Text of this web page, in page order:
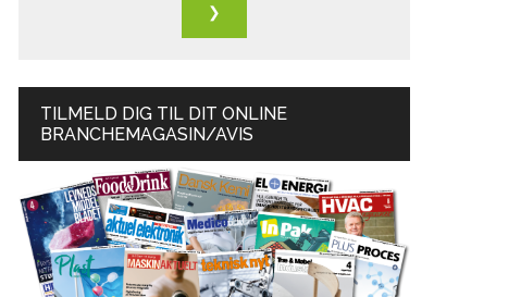
TILMELD DIG TIL DIT ONLINE
BRANCHEMAGASIN/AVIS